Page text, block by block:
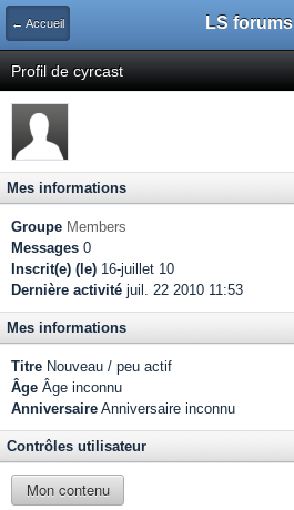
← Accueil LS forums
Profil de cyrcast
Mes informations
Groupe Members
Messages 0
Inscrit(e) (le) 16-juillet 10
Dernière activité juil. 22 2010 11:53
Mes informations
Titre Nouveau / peu actif
Âge Âge inconnu
Anniversaire Anniversaire inconnu
Contrôles utilisateur
Mon contenu